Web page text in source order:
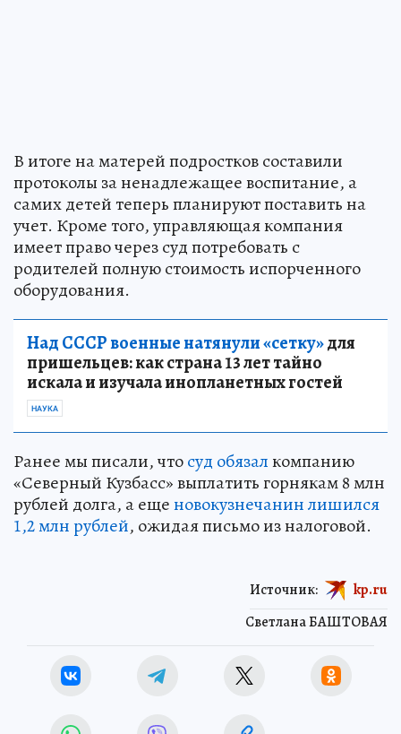
В итоге на матерей подростков составили
протоколы за ненадлежащее воспитание, а
самих детей теперь планируют поставить на
учет. Кроме того, управляющая компания
имеет право через суд потребовать с
родителей полную стоимость испорченного
оборудования.
Над СССР военные натянули «сетку»для
пришельцев: как страна 13 лет тайно
искала и изучала инопланетных гостей
НАУКА
Ранее мы писали, чтосуд обязалкомпанию
«Северный Кузбасс» выплатить горнякам 8 млн
рублей долга, а ещеновокузнечанин лишился
1,2 млн рублей, ожидая письмо из налоговой.
Светлана БАШТОВАЯ
Источник: kp.ru